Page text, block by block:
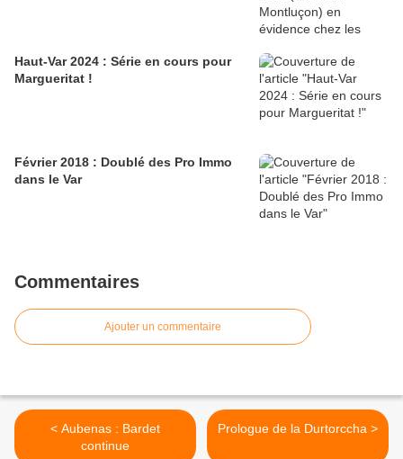
Haut-Var 2024 : Série en cours pour
Margueritat !
Février 2018 : Doublé des Pro Immo
dans le Var
Commentaires
Ajouter un commentaire
< Aubenas : Bardet
continue
Prologue de la Durtorccha >